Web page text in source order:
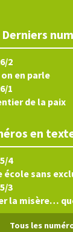
Derniers
2
en parle
1
de la paix
en
4
école sans
3
la misère…
Tous les